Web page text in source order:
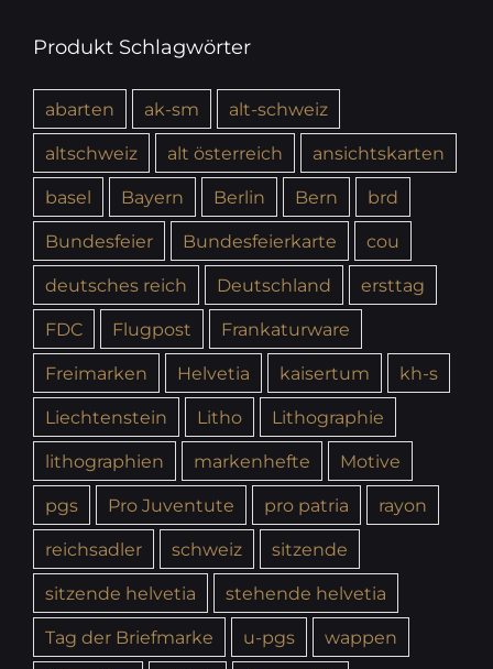
Produkt Schlagwörter
abarten ak-sm
alt-schweiz
altschweiz
alt österreich
ansichtskarten
basel
Bayern Berlin Bern
brd
Bundesfeier
Bundesfeierkarte
cou
deutsches reich
Deutschland
ersttag
FDC
Flugpost
Frankaturware
Freimarken
Helvetia kaisertum
kh-s
Liechtenstein
Litho
Lithographie
lithographien
markenhefte
Motive
pgs
Pro Juventute pro patria
rayon
reichsadler
schweiz
sitzende
sitzende helvetia
stehende helvetia
Tag der Briefmarke
u-pgs
wappen